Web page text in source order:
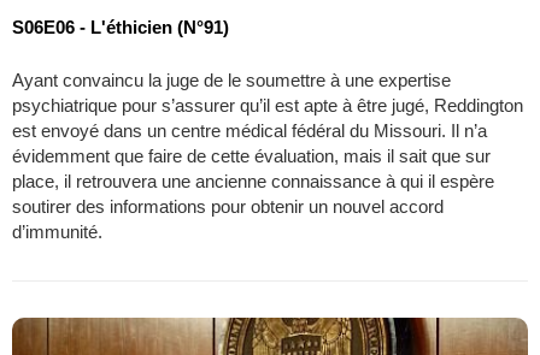
S06E06 - L'éthicien (N°91)
Ayant convaincu la juge de le soumettre à une expertise
psychiatrique pour s’assurer qu’il est apte à être jugé, Reddington
est envoyé dans un centre médical fédéral du Missouri. Il n’a
évidemment que faire de cette évaluation, mais il sait que sur
place, il retrouvera une ancienne connaissance à qui il espère
soutirer des informations pour obtenir un nouvel accord
d’immunité.